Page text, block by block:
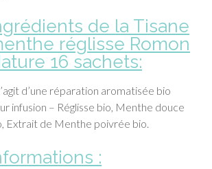
de la Tisane
réglisse Romon
16 sachets:
d’une réparation aromatisée bio
infusion – Réglisse bio, Menthe douce
Extrait de Menthe poivrée bio.
: